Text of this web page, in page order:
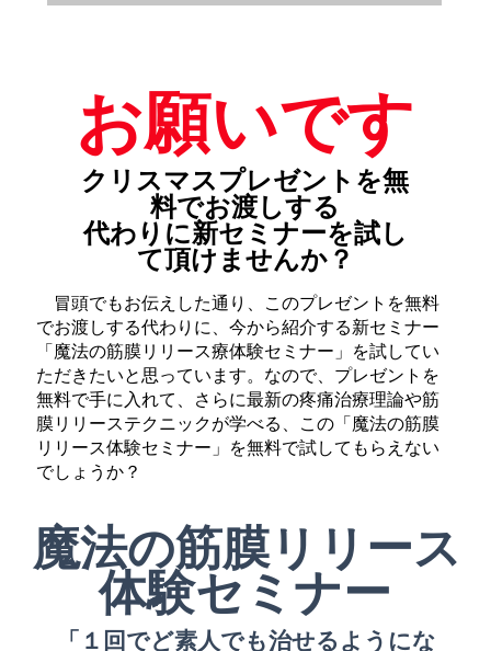
お願いです
クリスマスプレゼントを無
料でお渡しする
代わりに新セミナーを試し
て頂けませんか？
冒頭でもお伝えした通り、このプレゼントを無料
でお渡しする代わりに、今から紹介する新セミナー
「魔法の筋膜リリース療体験セミナー」を試してい
ただきたいと思っています。なので、プレゼントを
無料で手に入れて、さらに最新の疼痛治療理論や筋
膜リリーステクニックが学べる、この「魔法の筋膜
リリース体験セミナー」を無料で試してもらえない
でしょうか？
魔法の筋膜リリース
体験セミナー
「１回でど素人でも治せるようにな